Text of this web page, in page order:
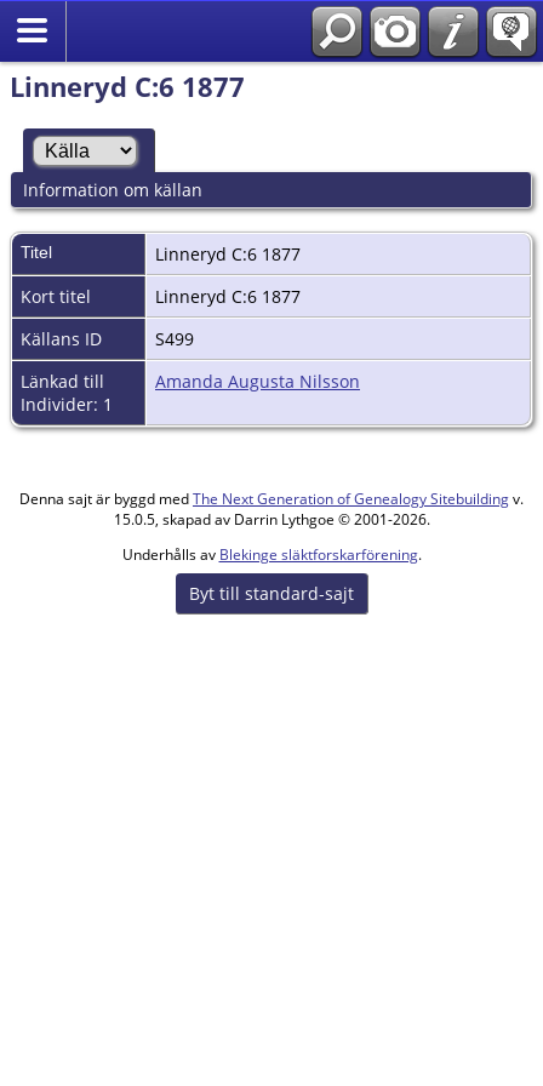
Linneryd C:6 1877
Information om källan
Titel
Linneryd C:6 1877
Kort titel
Linneryd C:6 1877
Källans ID
S499
Länkad till
Individer: 1
Amanda Augusta Nilsson
Denna sajt är byggd medThe Next Generation of Genealogy Sitebuildingv.
15.0.5, skapad av Darrin Lythgoe © 2001-2026.
Underhålls av Blekinge släktforskarförening.
Byt till standard-sajt